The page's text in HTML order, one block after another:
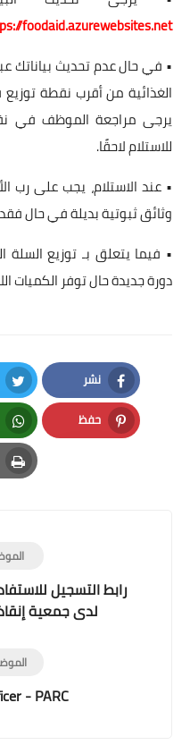
foodaid.azurewebsites.net
• في حال عدم تحديث بياناتك
الغذائية من أقرب نقطة
يرجى مراجعة الموظف في
للاستلام لاحقًا.
• عند الاستلام، يجب على رب
وثائق ثبوتية بديلة في حال
• فيما يتعلق بـ توزيع السلة
دورة جديدة حال توفر الكميات
نشر
Facebook
حفظ
Pinterest
رابط التسجيل
لدى جمعية
- PARC